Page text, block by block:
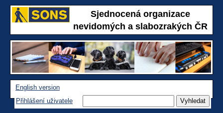
Sjednocená organizace
nevidomých a slabozrakých ČR
English version
Přihlášení uživatele